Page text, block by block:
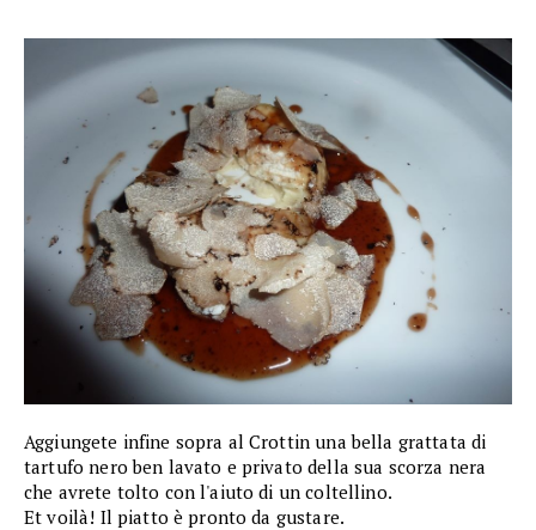
Aggiungete infine sopra al Crottin una bella grattata di
tartufo nero ben lavato e privato della sua scorza nera
che avrete tolto con l'aiuto di un coltellino.
Et voilà! Il piatto è pronto da gustare.